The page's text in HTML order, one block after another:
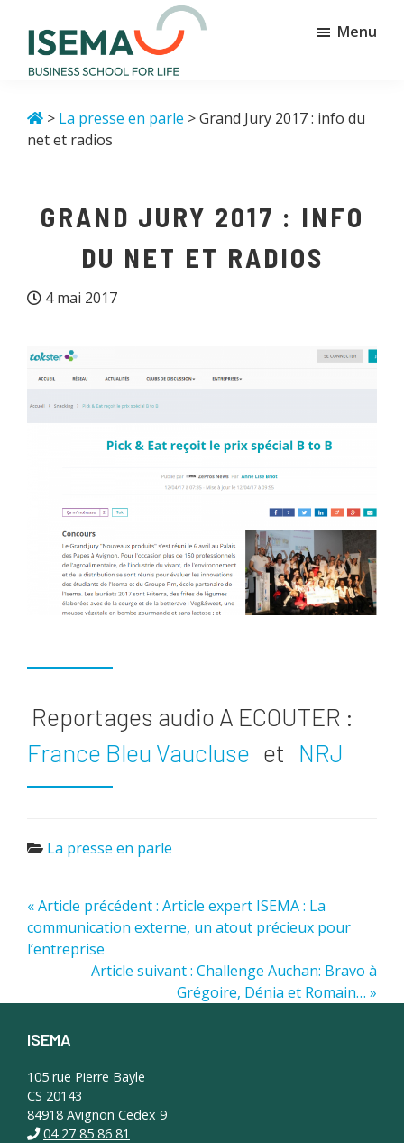
contenu
principal
pied
school
for
life
Menu
> La presse en parle > Grand Jury 2017 : info du
net et radios
GRAND JURY 2017 : INFO
DU NET ET RADIOS
4 mai 2017
Reportages audio A ECOUTER :
France Bleu Vaucluse et NRJ
La presse en parle
« Article précédent : Article expert ISEMA : La
communication externe, un atout précieux pour
l’entreprise
Article suivant : Challenge Auchan: Bravo à
Grégoire, Dénia et Romain… »
Footer
ISEMA
105 rue Pierre Bayle
CS 20143
84918 Avignon Cedex 9
04 27 85 86 81